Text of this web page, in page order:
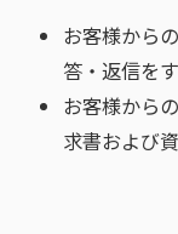
お客様から
答・返信を
お客様から
求書および